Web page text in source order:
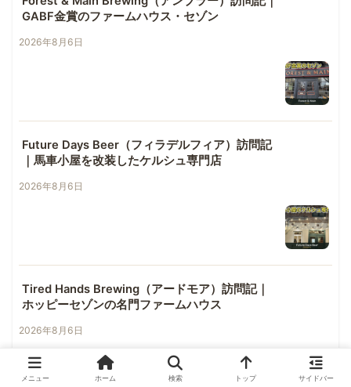
GABF金賞のファームハウス・セゾン
2026年8月6日
Future Days Beer（フィラデルフィア）訪問記
｜馬車小屋を改装したケルシュ専門店
2026年8月6日
Tired Hands Brewing（アードモア）訪問記｜
ホッピーセゾンの名門ファームハウス
2026年8月6日
メニュー ホーム 検索 トップ サイドバー